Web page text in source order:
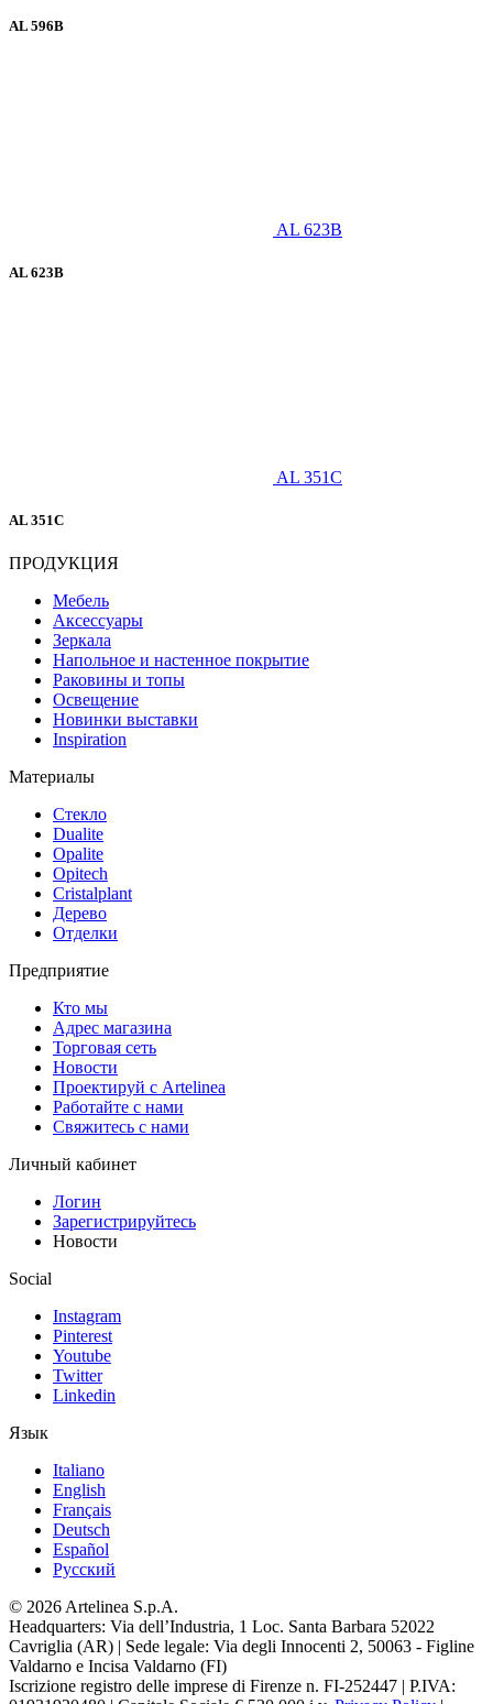
AL 596B
AL 623B
AL 623B
AL 351C
AL 351C
ПРОДУКЦИЯ
Мебель
Аксессуары
Зеркала
Напольное и настенное покрытие
Раковины и топы
Освещение
Hовинки выставки
Inspiration
Материалы
Стекло
Dualite
Opalite
Opitech
Cristalplant
Дерево
Отделки
Предприятие
Кто мы
Адрес магазина
Торговая сеть
Новости
Проектируй с Artelinea
Работайте с нами
Свяжитесь с нами
Личный кабинет
Логин
Зарегистрируйтесь
Новости
Social
Instagram
Pinterest
Youtube
Twitter
Linkedin
Язык
Italiano
English
Français
Deutsch
Español
Pусский
© 2026 Artelinea S.p.A.
Headquarters: Via dell’Industria, 1 Loc. Santa Barbara 52022
Cavriglia (AR) | Sede legale: Via degli Innocenti 2, 50063 - Figline
Valdarno e Incisa Valdarno (FI)
Iscrizione registro delle imprese di Firenze n. FI-252447 | P.IVA: